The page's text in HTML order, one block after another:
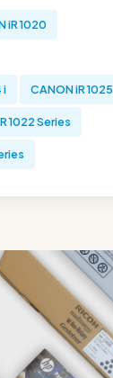
iR 1020
i CANON iR 1025
1022 Series